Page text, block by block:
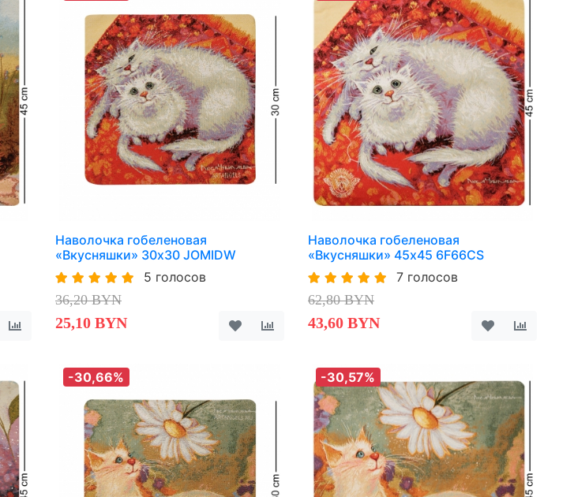
Наволочка гобеленовая
«Вкусняшки» 30х30 JOMIDW
5 голосов
36,20 BYN
25,10 BYN
Наволочка гобеленовая
«Вкусняшки» 45х45 6F66CS
7 голосов
62,80 BYN
43,60 BYN
-30,66% -30,57%